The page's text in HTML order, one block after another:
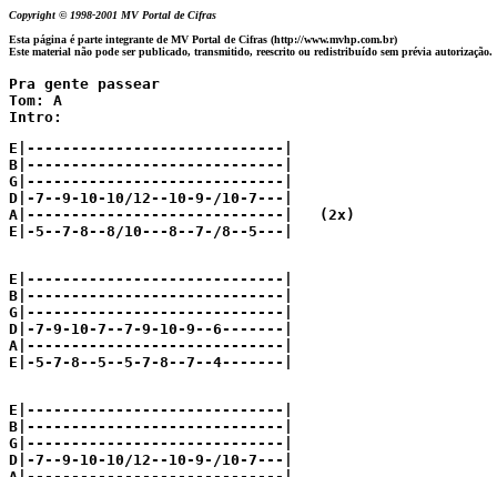
Copyright © 1998-2001 MV Portal de Cifras
Esta página é parte integrante de MV Portal de Cifras (http://www.mvhp.com.br)
Este material não pode ser publicado, transmitido, reescrito ou redistribuído sem prévia autorização.
Pra gente passear
Tom: A
Intro:
E|-----------------------------|
B|-----------------------------|
G|-----------------------------|
D|-7--9-10-10/12--10-9-/10-7---|
A|-----------------------------|   (2x)
E|-5--7-8--8/10---8--7-/8--5---|
E|-----------------------------|
B|-----------------------------|
G|-----------------------------|
D|-7-9-10-7--7-9-10-9--6-------|
A|-----------------------------|
E|-5-7-8--5--5-7-8--7--4-------|
E|-----------------------------|
B|-----------------------------|
G|-----------------------------|
D|-7--9-10-10/12--10-9-/10-7---|